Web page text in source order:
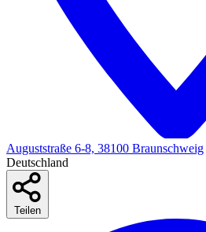
Auguststraße 6-8, 38100 Braunschweig
Deutschland
Teilen